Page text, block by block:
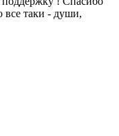
все таки - души,